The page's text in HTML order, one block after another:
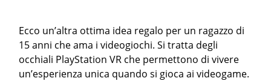
Ecco un’altra ottima idea regalo per un ragazzo di
15 anni che ama i videogiochi. Si tratta degli
occhiali PlayStation VR che permettono di vivere
un’esperienza unica quando si gioca ai videogame.